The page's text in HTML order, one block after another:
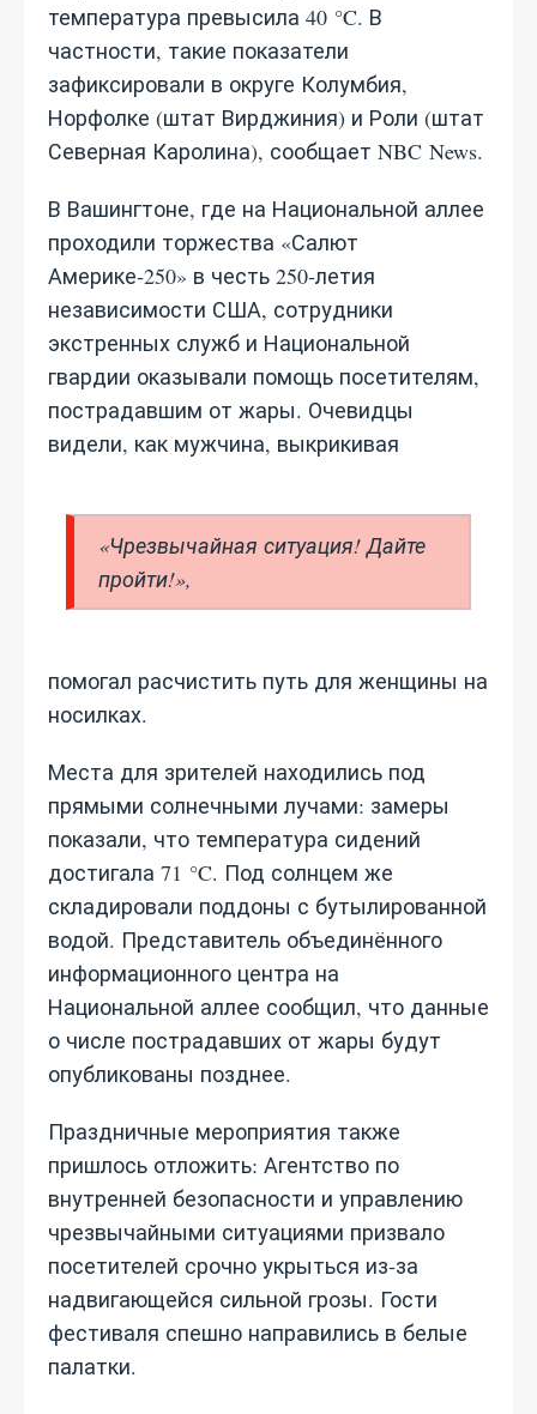
температура превысила 40 °C. В
частности, такие показатели
зафиксировали в округе Колумбия,
Норфолке (штат Вирджиния) и Роли (штат
Северная Каролина), сообщает NBC News.
В Вашингтоне, где на Национальной аллее
проходили торжества «Салют
Америке‑250» в честь 250‑летия
независимости США, сотрудники
экстренных служб и Национальной
гвардии оказывали помощь посетителям,
пострадавшим от жары. Очевидцы
видели, как мужчина, выкрикивая
«Чрезвычайная ситуация! Дайте
пройти!»,
помогал расчистить путь для женщины на
носилках.
Места для зрителей находились под
прямыми солнечными лучами: замеры
показали, что температура сидений
достигала 71 °C. Под солнцем же
складировали поддоны с бутылированной
водой. Представитель объединённого
информационного центра на
Национальной аллее сообщил, что данные
о числе пострадавших от жары будут
опубликованы позднее.
Праздничные мероприятия также
пришлось отложить: Агентство по
внутренней безопасности и управлению
чрезвычайными ситуациями призвало
посетителей срочно укрыться из‑за
надвигающейся сильной грозы. Гости
фестиваля спешно направились в белые
палатки.